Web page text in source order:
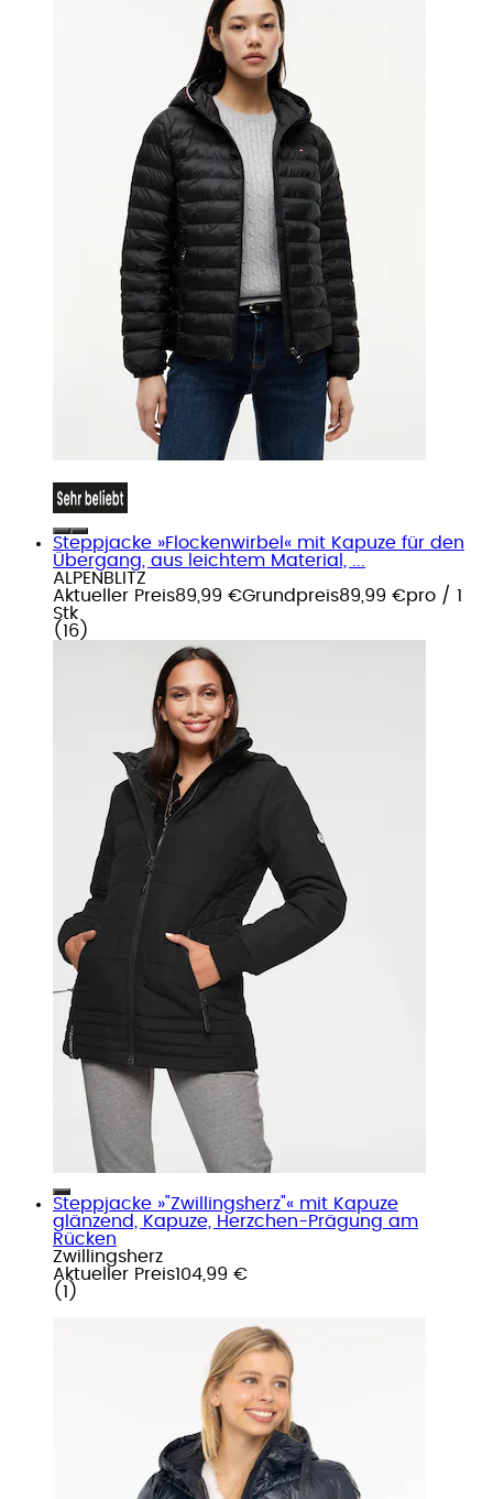
Steppjacke »Flockenwirbel« mit Kapuze für den
Übergang, aus leichtem Material, ...
ALPENBLITZ
Aktueller Preis89,99 €Grundpreis89,99 €pro / 1
Stk
( 16 )
Steppjacke »"Zwillingsherz"« mit Kapuze
glänzend, Kapuze, Herzchen-Prägung am
Rücken
Zwillingsherz
Aktueller Preis104,99 €
( 1 )